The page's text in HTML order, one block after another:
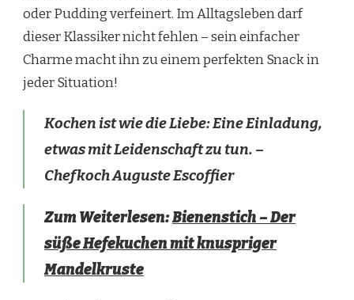
oder Pudding verfeinert. Im Alltagsleben darf
dieser Klassiker nicht fehlen – sein einfacher
Charme macht ihn zu einem perfekten Snack in
jeder Situation!
Kochen ist wie die Liebe: Eine Einladung,
etwas mit Leidenschaft zu tun. –
Chefkoch Auguste Escoffier
Zum Weiterlesen:Bienenstich – Der
süße Hefekuchen mit knuspriger
Mandelkruste